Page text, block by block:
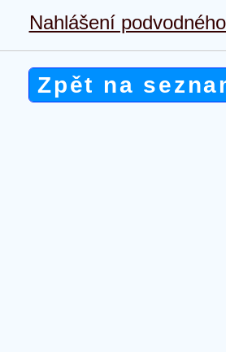
Nahlášení
Zpět na